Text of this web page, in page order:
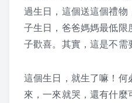
2018 上課照片
2017 上課照片
2016 上課照片
過生日，這個送這個禮物
子生日，爸爸媽媽最低限
子歡喜。其實，這是不需
這個生日，就生了嘛！何
來，一來就哭，還有什麼